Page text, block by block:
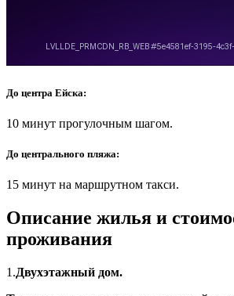
До центра Ейска:
10 минут прогулочным шагом.
До центрального пляжа:
15 минут на маршрутном такси.
Описание жилья и
проживания
1.Двухэтажный дом.